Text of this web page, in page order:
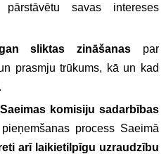
savas intereses
sliktas zināšanas par
prasmju trūkums, kā un kad
komisiju sadarbības
process Saeimā
arī laikietilpīgu uzraudzību